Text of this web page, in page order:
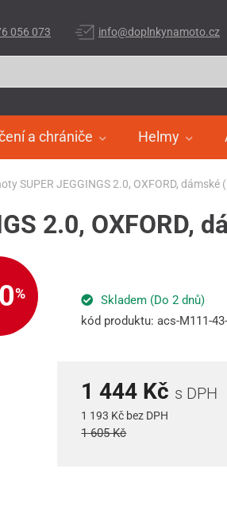
a chrániče Helmy
056 073 info@doplnkynamoto.cz
SUPER JEGGINGS 2.0, OXFORD, dámské
2.0, OXFORD,
%
Skladem (Do 2 dnů)
kód produktu: acs-M111-
1 444 Kč s DPH
1 193 Kč bez DPH
1 605 Kč